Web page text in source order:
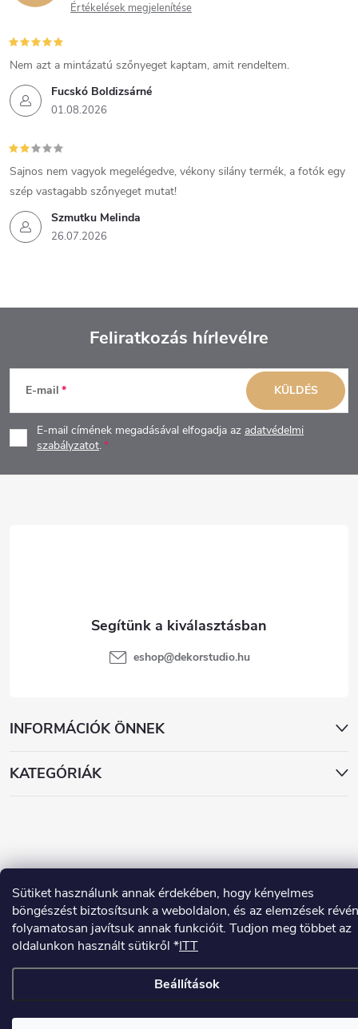
Sütiket használunk annak érdekében, hogy kényelmes
böngészést biztosítsunk a weboldalon, és az elemzések révén
folyamatosan javítsuk annak funkcióit. Tudjon meg többet az
oldalunkon használt sütikről *ITT
Beállítások
Értékelések megjelenítése
Fucskó Boldizsárné
01.08.2026
Nem azt a mintázatú szőnyeget kaptam, amit rendeltem.
Szmutku Melinda
26.07.2026
Sajnos nem vagyok megelégedve, vékony silány termék, a fotók egy
szép vastagabb szőnyeget mutat!
L
á
b
Feliratkozás hírlevélre
E-mail
E-mail címének megadásával elfogadja az adatvédelmi
szabályzatot.
KÜLDÉS
INFORMÁCIÓK ÖNNEK
KATEGÓRIÁK
eshop@dekorstudio.hu
Shoptet készítette
Copyright 2026www.dekorstudio.hu. Minden jog fenntartva.